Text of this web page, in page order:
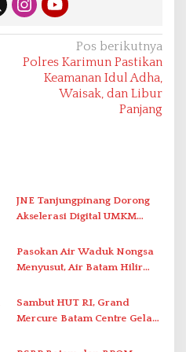
Pos berikutnya
Polres Karimun Pastikan
Keamanan Idul Adha,
Waisak, dan Libur
Panjang
JNE Tanjungpinang Dorong
Akselerasi Digital UMKM
2026
Pasokan Air Waduk Nongsa
Menyusut, Air Batam Hilir
Antar-IPAM
Sambut HUT RI, Grand
Mercure Batam Centre Gelar
Nusantara’